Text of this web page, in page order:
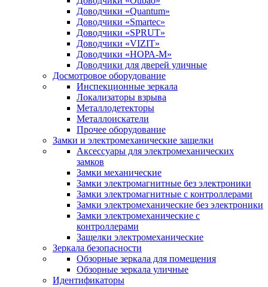
Доводчики «Quantum»
Доводчики «Smartec»
Доводчики «SPRUT»
Доводчики «VIZIT»
Доводчики «НОРА-М»
Доводчики для дверей уличные
Досмотровое оборудование
Инспекционные зеркала
Локализаторы взрыва
Металлодетекторы
Металлоискатели
Прочее оборудование
Замки и электромеханические защелки
Аксессуары для электромеханических
замков
Замки механические
Замки электромагнитные без электроники
Замки электромагнитные с контроллерами
Замки электромеханические без электроники
Замки электромеханические с
контроллерами
Защелки электромеханические
Зеркала безопасности
Обзорные зеркала для помещения
Обзорные зеркала уличные
Идентификаторы